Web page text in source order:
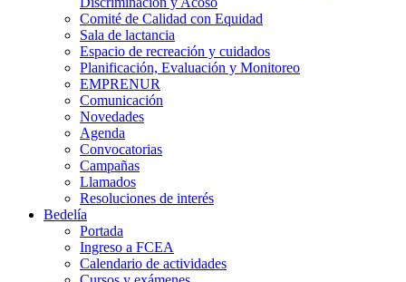
Comité de Calidad con Equidad
Sala de lactancia
Espacio de recreación y cuidados
Planificación, Evaluación y Monitoreo
EMPRENUR
Comunicación
Novedades
Agenda
Convocatorias
Campañas
Llamados
Resoluciones de interés
Bedelía
Portada
Ingreso a FCEA
Calendario de actividades